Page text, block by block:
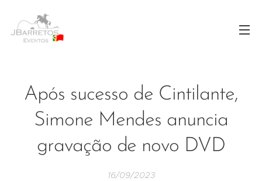
Após sucesso de Cintilante,
Simone Mendes anuncia
gravação de novo DVD
16/09/2023